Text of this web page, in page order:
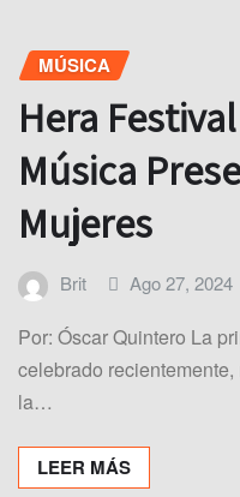
MÚSICA
Hera
Música
Mujeres
Brit Ago 27, 2024
Por: Óscar Quintero La
celebrado
la…
LEER MÁS